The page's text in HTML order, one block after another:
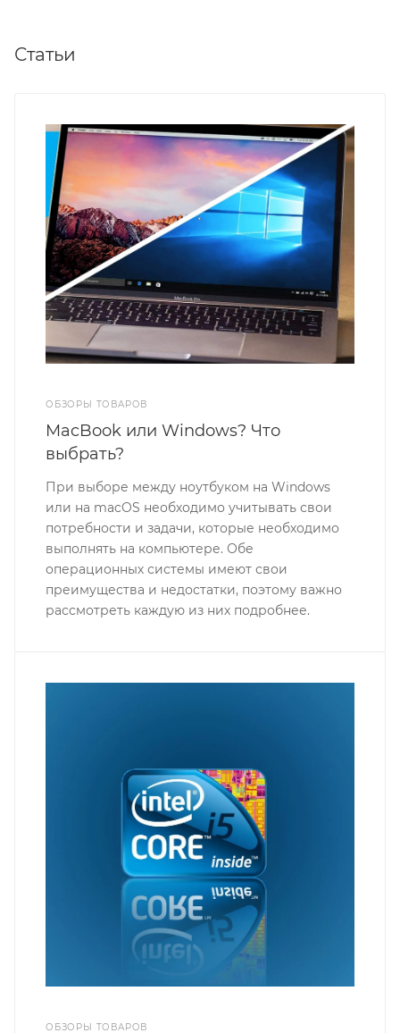
Статьи
ОБЗОРЫ ТОВАРОВ
MacBook или Windows? Что
выбрать?
При выборе между ноутбуком на Windows
или на macOS необходимо учитывать свои
потребности и задачи, которые необходимо
выполнять на компьютере. Обе
операционных системы имеют свои
преимущества и недостатки, поэтому важно
рассмотреть каждую из них подробнее.
ОБЗОРЫ ТОВАРОВ